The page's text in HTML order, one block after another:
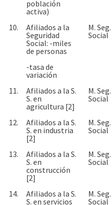
población
activa)
10.
Afiliados a la
Seguridad
Social: -miles
de personas
M. Seg.
Social
-tasa de
variación
11.
Afiliados a la S.
S. en
agricultura [2]
M. Seg.
Social
12.
Afiliados a la S.
S. en industria
[2]
M. Seg.
Social
13.
Afiliados a la S.
S. en
construcción
[2]
M. Seg.
Social
14.
Afiliados a la S.
S. en servicios
M. Seg.
Social